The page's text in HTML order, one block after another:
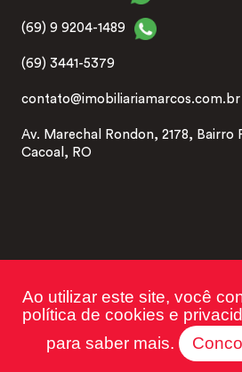
Ao utilizar este site, você
política de cookies e
para saber mais.
(69) 9 9204-1489
(69) 3441-5379
contato@imobiliariamarcos.com.br
Av. Marechal Rondon, 2178, Bairro
Cacoal, RO
Imobiliária Marcos 2026 | CRECI: J-
por Imonov & Si9sistemas